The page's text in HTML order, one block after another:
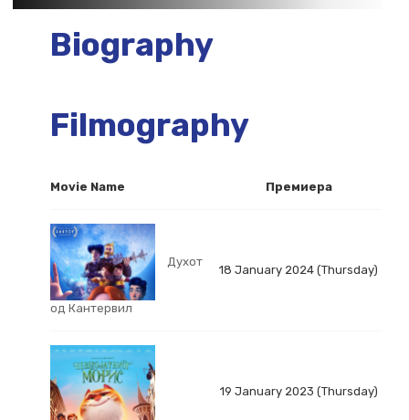
Biography
Filmography
Movie Name Премиера
Духот
од Кантервил
18 January 2024 (Thursday)
19 January 2023 (Thursday)